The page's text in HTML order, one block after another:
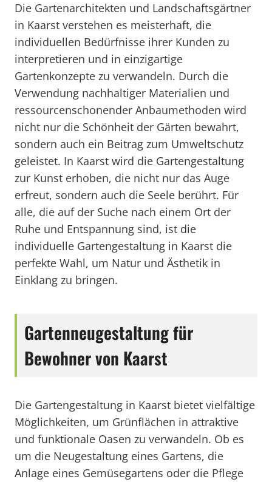
Die Gartenarchitekten und Landschaftsgärtner
in Kaarst verstehen es meisterhaft, die
individuellen Bedürfnisse ihrer Kunden zu
interpretieren und in einzigartige
Gartenkonzepte zu verwandeln. Durch die
Verwendung nachhaltiger Materialien und
ressourcenschonender Anbaumethoden wird
nicht nur die Schönheit der Gärten bewahrt,
sondern auch ein Beitrag zum Umweltschutz
geleistet. In Kaarst wird die Gartengestaltung
zur Kunst erhoben, die nicht nur das Auge
erfreut, sondern auch die Seele berührt. Für
alle, die auf der Suche nach einem Ort der
Ruhe und Entspannung sind, ist die
individuelle Gartengestaltung in Kaarst die
perfekte Wahl, um Natur und Ästhetik in
Einklang zu bringen.
Gartenneugestaltung für
Bewohner von Kaarst
Die Gartengestaltung in Kaarst bietet vielfältige
Möglichkeiten, um Grünflächen in attraktive
und funktionale Oasen zu verwandeln. Ob es
um die Neugestaltung eines Gartens, die
Anlage eines Gemüsegartens oder die Pflege